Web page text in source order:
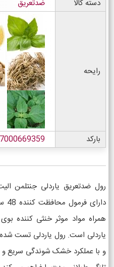
دسته کالا ضدتعریق
رایحه
بارکد
همراه مواد موثر خنثی کننده
یاردلی است. رول یاردلی تست
و با عملکرد خشک شوندگی سریع